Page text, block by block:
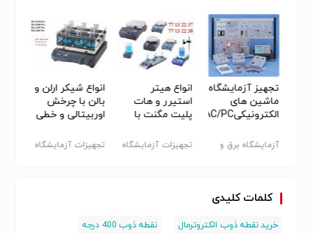
تجهیز آزمایشگاه
ماشین های
الکترونیکیAC/PC
آزمایشگاه برق و
انواع هیتر
استیرر و هات
پلیت مگنت با
مختلف از
تجهیزات آزمایشگاه
انواع شیکر ارلن و
بالن با چرخش
اوربیتالی و خطی
تجهیزات آزمایشگاه
کلمات کلیدی
خرید نقطه ذوب الکتروترمال
نقطه ذوب 400 درجه